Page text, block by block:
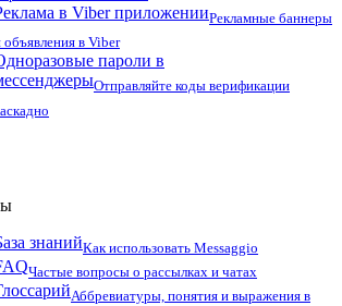
в Viber приложенииРекламные баннеры
объявления в Viber
пароли в
Отправляйте коды верификации
знанийКак использовать Messaggio
Частые вопросы о рассылках и чатах
Аббревиатуры, понятия и выражения в